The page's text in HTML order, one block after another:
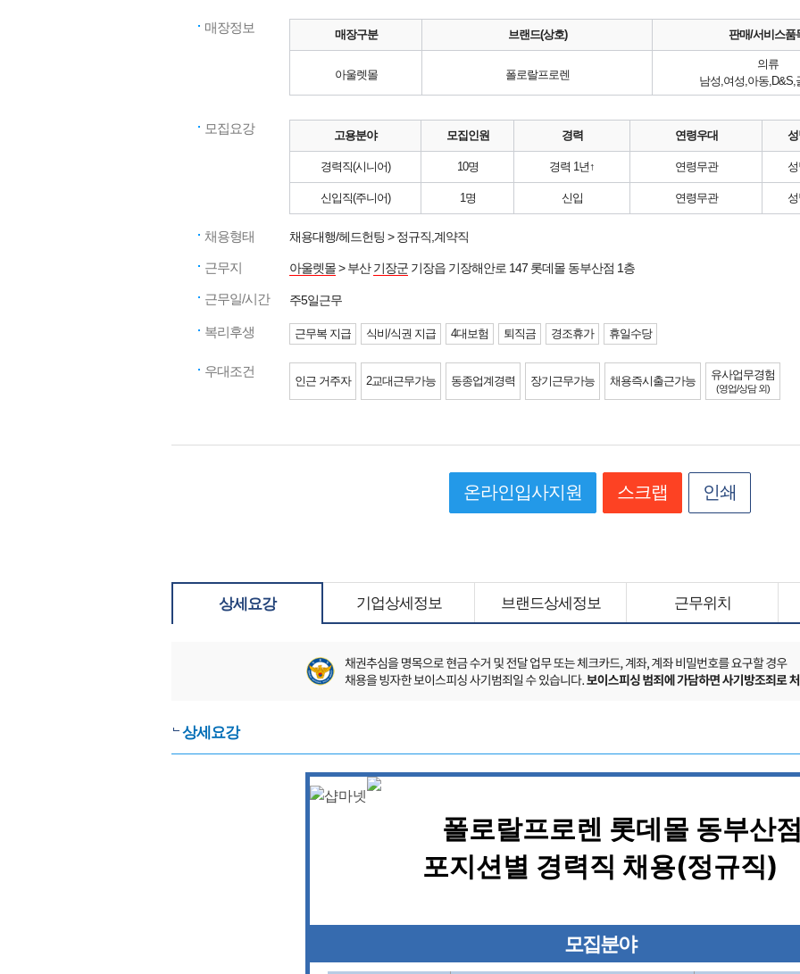
매장정보 매장구분 브랜드(상호) 판매/서비스품
아울렛몰 폴로랄프로렌
의류
남성,여성,아동,D&S,
모집요강 고용분야 모집인원 경력 연령우대
경력직(시니어) 10명 경력 1년↑ 연령무관
신입직(주니어) 1명 신입 연령무관
채용형태 채용대행/헤드헌팅 > 정규직,계약직
근무지 아울렛몰> 부산기장군 기장읍 기장해안로 147 롯데몰 동부산점 1층
근무일/시간 주5일근무
복리후생 근무복 지급 식비/식권 지급 4대보험 퇴직금 경조휴가 휴일수당
우대조건
인근 거주자 2교대근무가능 동종업계경력 장기근무가능 채용즉시출근가능 유사업무경험
(영업/상담 외)
온라인입사지원 스크랩 인쇄
상세요강 기업상세정보 브랜드상세정보 근무위치
상세요강
폴로랄프로렌 롯데몰 동부산
포지션별 경력직 채용(정규직)
모집분야